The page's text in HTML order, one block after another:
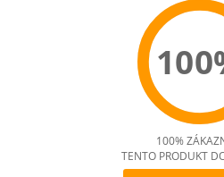
100%
TENTO PRODUKT